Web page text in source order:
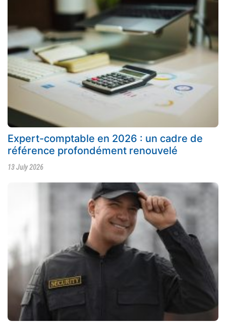
Expert-comptable en 2026 : un cadre de
référence profondément renouvelé
13 July 2026